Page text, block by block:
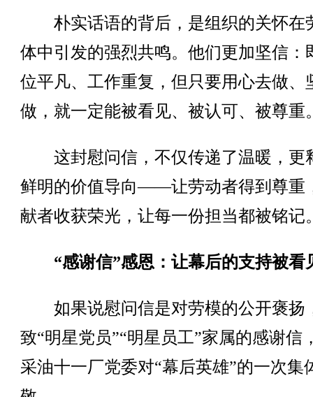
朴实话语的背后，是组织的关怀在
体中引发的强烈共鸣。他们更加坚信：
位平凡、工作重复，但只要用心去做、
做，就一定能被看见、被认可、被尊重
这封慰问信，不仅传递了温暖，更
鲜明的价值导向——让劳动者得到尊重
献者收获荣光，让每一份担当都被铭记
“感谢信”感恩：让幕后的支持被看
如果说慰问信是对劳模的公开褒扬
致“明星党员”“明星员工”家属的感谢信
采油十一厂党委对“幕后英雄”的一次集